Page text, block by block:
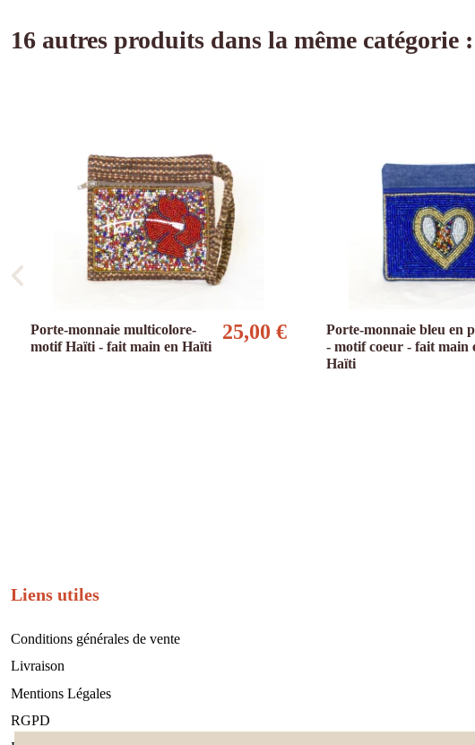
16 autres produits dans la même catégorie :
Porte-monnaie multicolore-
motif Haïti - fait main en Haïti
25,00 €
Porte-monnaie bleu en
- motif coeur - fait main
Haïti
Liens utiles
Conditions générales de vente
Livraison
Mentions Légales
RGPD